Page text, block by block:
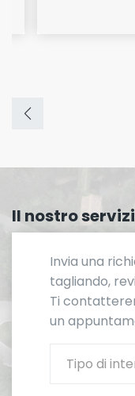
Il nostro
Invia una
tagliando,
Ti
un
Tipo di